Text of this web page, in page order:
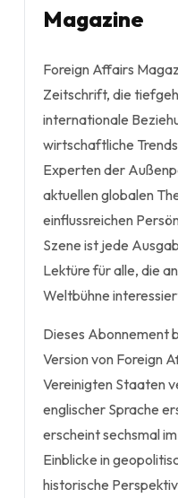
Magazine
Foreign Affairs
Zeitschrift, die
internationale
wirtschaftliche
Experten der
aktuellen globalen
einflussreichen
Szene ist jede
Lektüre für alle, die
Weltbühne
Dieses Abonnement
Version von Foreign
Vereinigten Staaten
englischer Sprache
erscheint sechsmal
Einblicke in
historische